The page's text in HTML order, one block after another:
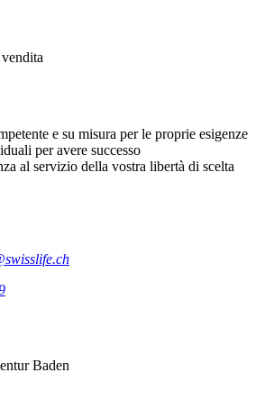
e su misura per le proprie esigenze
per avere successo
al servizio della vostra libertà di scelta
Baden